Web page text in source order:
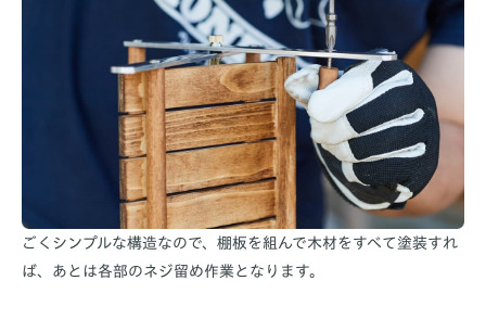
ごくシンプルな構造なので、棚板を組んで木材をすべて塗装すれ
ば、あとは各部のネジ留め作業となります。